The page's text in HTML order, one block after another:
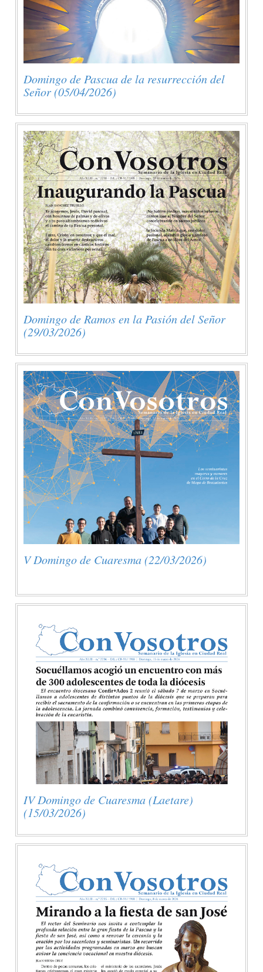
Domingo de Pascua de la resurrección del
Señor (05/04/2026)
Domingo de Ramos en la Pasión del Señor
(29/03/2026)
V Domingo de Cuaresma (22/03/2026)
IV Domingo de Cuaresma (Laetare)
(15/03/2026)